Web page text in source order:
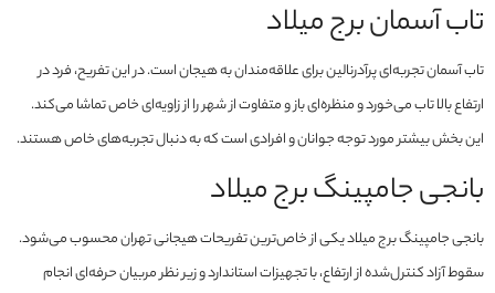
تاب آسمان برج میلاد
تاب آسمان تجربه‌ای پرآدرنالین برای علاقه‌مندان به هیجان است. در این تفریح، فرد در
ارتفاع بالا تاب می‌خورد و منظره‌ای باز و متفاوت از شهر را از زاویه‌ای خاص تماشا می‌کند.
این بخش بیشتر مورد توجه جوانان و افرادی است که به دنبال تجربه‌های خاص هستند.
بانجی جامپینگ برج میلاد
بانجی جامپینگ برج میلاد یکی از خاص‌ترین تفریحات هیجانی تهران محسوب می‌شود.
سقوط آزاد کنترل‌شده از ارتفاع، با تجهیزات استاندارد و زیر نظر مربیان حرفه‌ای انجام